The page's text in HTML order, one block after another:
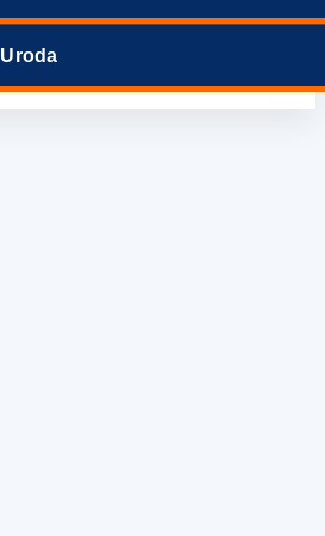
Uroda